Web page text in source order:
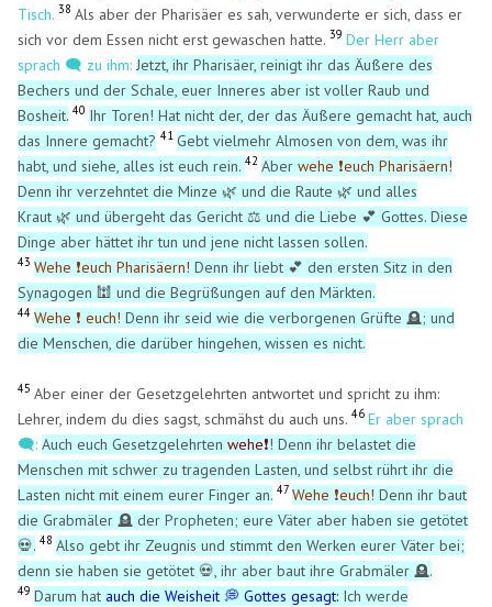
Tisch. 38 Als aber der Pharisäer es sah, verwunderte er sich, dass er
sich vor dem Essen nicht erst gewaschen hatte.39 Der Herr aber
sprach 🗨️ zu ihm: Jetzt, ihr Pharisäer, reinigt ihr das Äußere des
Bechers und der Schale, euer Inneres aber ist voller Raub und
Bosheit. 40 Ihr Toren! Hat nicht der, der das Äußere gemacht hat, auch
das Innere gemacht? 41 Gebt vielmehr Almosen von dem, was ihr
habt, und siehe, alles ist euch rein.42 Aberwehe ❗euch Pharisäern!
Denn ihr verzehntet die Minze 🌿 und die Raute 🌿 und alles
Kraut 🌿 und übergeht das Gericht ⚖️ und die Liebe 💕 Gottes. Diese
Dinge aber hättet ihr tun und jene nicht lassen sollen.
43 Wehe ❗euch Pharisäern! Denn ihr liebt 💕 den ersten Sitz in den
Synagogen 🕍 und die Begrüßungen auf den Märkten.
44 Wehe ❗ euch! Denn ihr seid wie die verborgenen Grüfte 🪦; und
die Menschen, die darüber hingehen, wissen es nicht.
45 Aber einer der Gesetzgelehrten antwortet und spricht zu ihm:
Lehrer, indem du dies sagst, schmähst du auch uns.46 Er aber sprach
🗨️: Auch euch Gesetzgelehrtenwehe❗! Denn ihr belastet die
Menschen mit schwer zu tragenden Lasten, und selbst rührt ihr die
Lasten nicht mit einem eurer Finger an. 47 Wehe ❗euch! Denn ihr baut
die Grabmäler🪦der Propheten; eure Väter aber haben sie getötet
💀. 48 Also gebt ihr Zeugnis und stimmt den Werken eurer Väter bei;
denn sie haben sie getötet 💀, ihr aber baut ihre Grabmäler🪦.
49 Darum hat auch die Weisheit 💭 Gottes gesagt: Ich werde